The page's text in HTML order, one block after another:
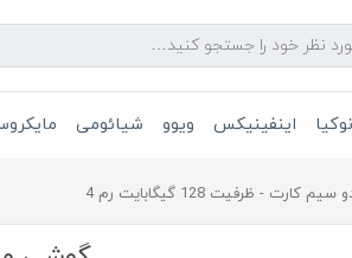
نوکیا اینفینیکس ویوو شیائومی